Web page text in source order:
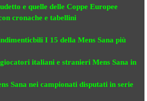
e quelle delle Coppe Europee
cronache e tabellini
I 15 della Mens Sana più
italiani e stranieri Mens Sana in
Sana nei campionati disputati in serie